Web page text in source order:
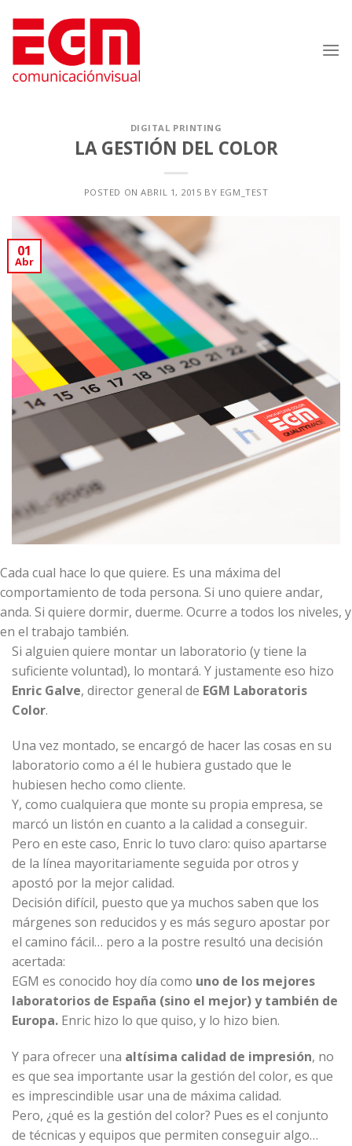
contenido
DIGITAL PRINTING
LA GESTIÓN DEL COLOR
POSTED ONABRIL 1, 2015 BY EGM_TEST
01
Abr
Cada cual hace lo que quiere. Es una máxima del
comportamiento de toda persona. Si uno quiere andar,
anda. Si quiere dormir, duerme. Ocurre a todos los niveles, y
en el trabajo también.
Si alguien quiere montar un laboratorio (y tiene la
suficiente voluntad), lo montará. Y justamente eso hizo
Enric Galve, director general de EGM Laboratoris
Color.
Una vez montado, se encargó de hacer las cosas en su
laboratorio como a él le hubiera gustado que le
hubiesen hecho como cliente.
Y, como cualquiera que monte su propia empresa, se
marcó un listón en cuanto a la calidad a conseguir.
Pero en este caso, Enric lo tuvo claro: quiso apartarse
de la línea mayoritariamente seguida por otros y
apostó por la mejor calidad.
Decisión difícil, puesto que ya muchos saben que los
márgenes son reducidos y es más seguro apostar por
el camino fácil… pero a la postre resultó una decisión
acertada:
EGM es conocido hoy día como uno de los mejores
laboratorios de España (sino el mejor) y también de
Europa. Enric hizo lo que quiso, y lo hizo bien.
Y para ofrecer una altísima calidad de impresión, no
es que sea importante usar la gestión del color, es que
es imprescindible usar una de máxima calidad.
Pero, ¿qué es la gestión del color? Pues es el conjunto
de técnicas y equipos que permiten conseguir algo…